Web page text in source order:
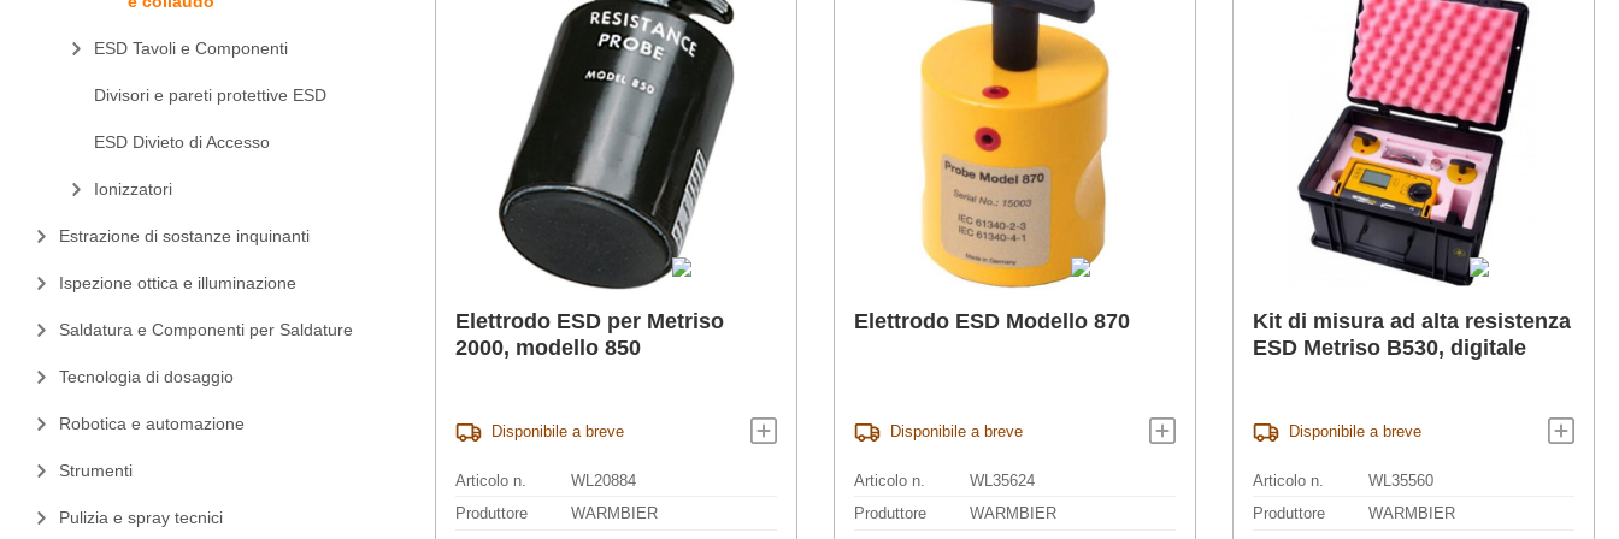
ESD Tavoli e Componenti
Divisori e pareti protettive ESD
ESD Divieto di Accesso
Ionizzatori
Estrazione di sostanze inquinanti
Ispezione ottica e illuminazione
Saldatura e Componenti per Saldature
Tecnologia di dosaggio
Robotica e automazione
Strumenti
Pulizia e spray tecnici
Elettrodo ESD per Metriso
2000, modello 850
Disponibile a breve
Articolo n.
WL20884
Produttore
WARMBIER
Elettrodo ESD Modello 870
Disponibile a breve
Articolo n.
WL35624
Produttore
WARMBIER
Kit di misura ad alta resistenza
ESD Metriso B530, digitale
Disponibile a breve
Articolo n.
WL35560
Produttore
WARMBIER